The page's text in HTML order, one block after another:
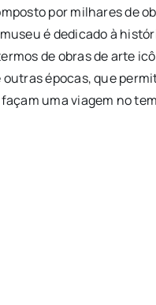
por milhares de
é dedicado à
de obras de arte
outras épocas, que
uma viagem no